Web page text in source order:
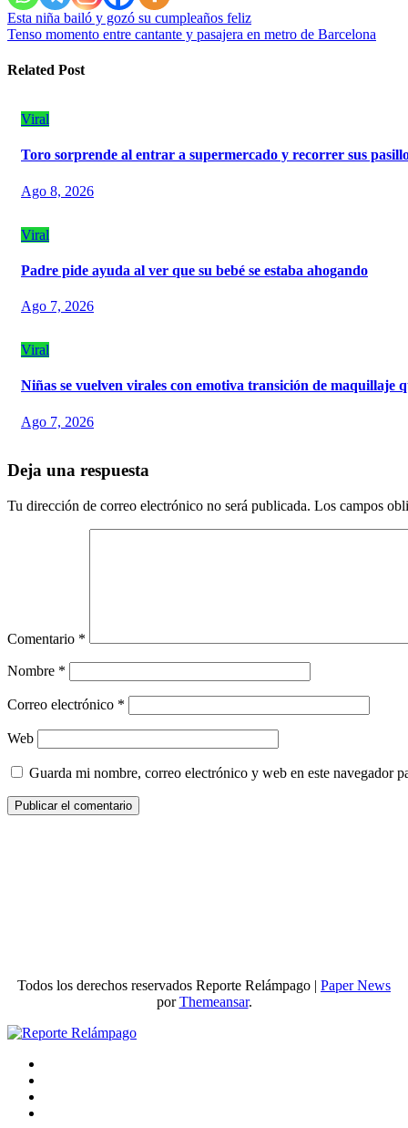
Navegación
de
entradas
Esta niña bailó y gozó su cumpleaños feliz
Tenso momento entre cantante y pasajera en metro de Barcelona
Related Post
Viral
Toro sorprende al entrar a supermercado y recorrer sus
Ago 8, 2026
Viral
Padre pide ayuda al ver que su bebé se estaba ahogando
Ago 7, 2026
Viral
Niñas se vuelven virales con emotiva transición de maquillaje
Ago 7, 2026
Deja una respuesta
Tu dirección de correo electrónico no será publicada. Los campos
Comentario *
Nombre *
Correo electrónico *
Web
Guarda mi nombre, correo electrónico y web en este navegador
Todos los derechos reservados Reporte Relámpago | Paper News
porThemeansar.